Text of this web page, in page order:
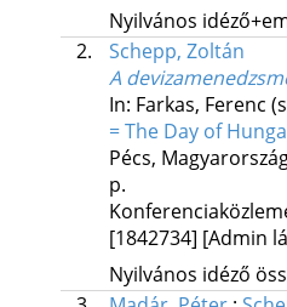
Nyilvános
2.
Schepp, Zoltán
A
In: Farkas, Ferenc
= The Day of
Pécs,
p.
[1842734] [Admin
Nyilvános idéző